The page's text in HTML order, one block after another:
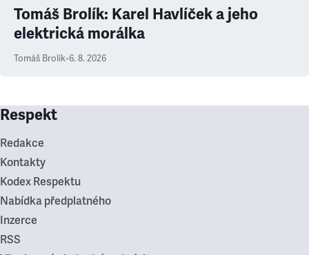
Tomáš Brolík: Karel Havlíček a jeho
elektrická morálka
Tomáš Brolík•6. 8. 2026
Respekt
Redakce
Kontakty
Kodex Respektu
Nabídka předplatného
Inzerce
RSS